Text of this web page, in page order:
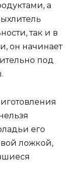
а
так и в
он начинает
под
его
ложкой,